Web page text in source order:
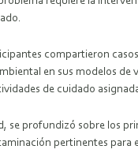
compartieron
en sus modelos de
de cuidado
se profundizó sobre los
pertinentes para